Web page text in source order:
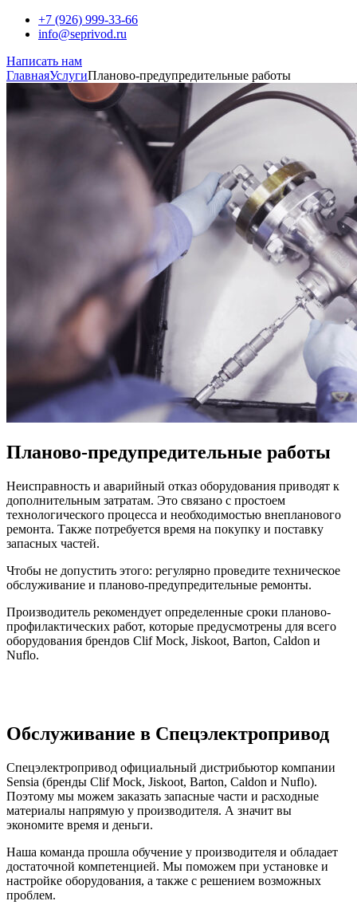
+7 (926) 999-33-66
info@seprivod.ru
Написать нам
ГлавнаяУслугиПланово-предупредительные работы
Планово-предупредительные работы
Неисправность и аварийный отказ оборудования приводят к
дополнительным затратам. Это связано с простоем
технологического процесса и необходимостью внепланового
ремонта. Также потребуется время на покупку и поставку
запасных частей.
Чтобы не допустить этого: регулярно проведите техническое
обслуживание и планово-предупредительные ремонты.
Производитель рекомендует определенные сроки планово-
профилактических работ, которые предусмотрены для всего
оборудования брендов Clif Mock, Jiskoot, Barton, Caldon и
Nuflo.
Обслуживание в Спецэлектропривод
Спецэлектропривод официальный дистрибьютор компании
Sensia (бренды Clif Mock, Jiskoot, Barton, Caldon и Nuflo).
Поэтому мы можем заказать запасные части и расходные
материалы напрямую у производителя. А значит вы
экономите время и деньги.
Наша команда прошла обучение у производителя и обладает
достаточной компетенцией. Мы поможем при установке и
настройке оборудования, а также с решением возможных
проблем.